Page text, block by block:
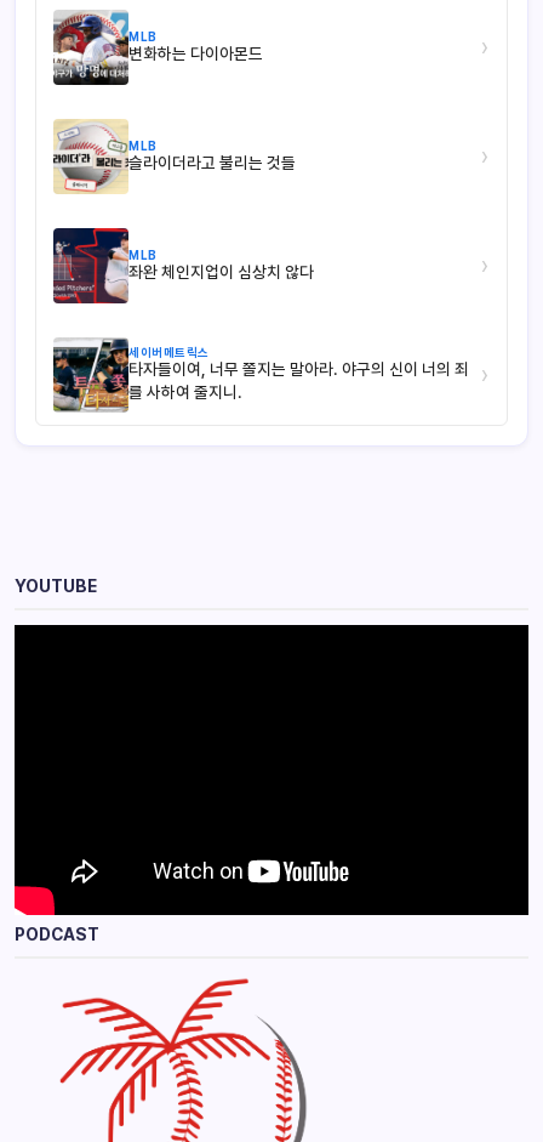
MLB
변화하는 다이아몬드 ›
MLB
슬라이더라고 불리는 것들 ›
MLB
좌완 체인지업이 심상치 않다 ›
세이버메트릭스
타자들이여, 너무 쫄지는 말아라. 야구의 신이 너의 죄
를 사하여 줄지니.
›
YOUTUBE
PODCAST